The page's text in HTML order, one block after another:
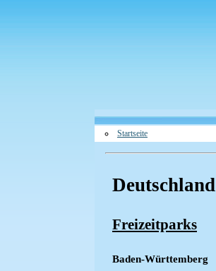
Startseite
Deutschland
Freizeitparks
Baden-Württemberg